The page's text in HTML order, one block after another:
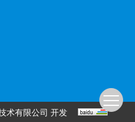
术有限公司 开发